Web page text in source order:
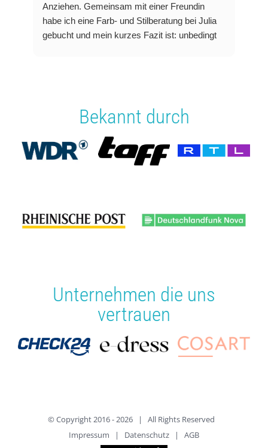
Anziehen. Gemeinsam mit einer Freundin
habe ich eine Farb- und Stilberatung bei Julia
gebucht und mein kurzes Fazit ist: unbedingt
mich gab es ganz viele Aha-Momente und nun
weiß ich welche Farben mir stehen, welche
Silhouette ich eigentlich habe und worauf ich
achten kann, um zukünftig Fehlkäufe zu
vermeiden. Neben der Farbberatung stellt Julia
Nachmittag und eine super Erfahrung.
Bekannt durch
Unternehmen die uns
vertrauen
© Copyright 2016 -2026 | All Rights Reserved
Impressum | Datenschutz | AGB